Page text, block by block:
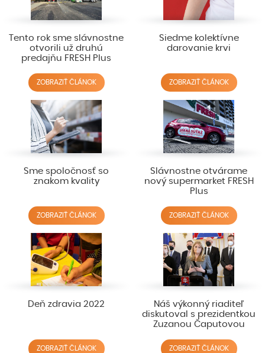
Tento rok sme slávnostne
otvorili už druhú
predajňu FRESH Plus
ZOBRAZIŤ ČLÁNOK
Siedme kolektívne
darovanie krvi
ZOBRAZIŤ ČLÁNOK
Sme spoločnosť so
znakom kvality
ZOBRAZIŤ ČLÁNOK
Slávnostne otvárame
nový supermarket FRESH
Plus
ZOBRAZIŤ ČLÁNOK
Deň zdravia 2022
ZOBRAZIŤ ČLÁNOK
Náš výkonný riaditeľ
diskutoval s prezidentkou
Zuzanou Čaputovou
ZOBRAZIŤ ČLÁNOK